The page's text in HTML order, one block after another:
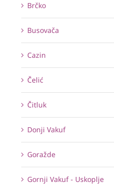
Brčko
Busovača
Cazin
Čelić
Čitluk
Donji Vakuf
Goražde
Gornji Vakuf - Uskoplje